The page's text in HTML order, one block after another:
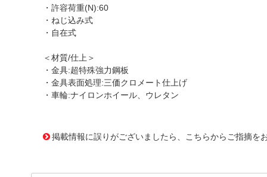
・許容荷重(N):60
・ねじ込み式
・自在式
＜材質/仕上＞
・金具:超特殊強力鋼板
・金具表面処理:三価クロメート仕上げ
・車輪:ナイロンホイール、ウレタン
掲載情報に誤りがございましたら、こちらからご指摘を